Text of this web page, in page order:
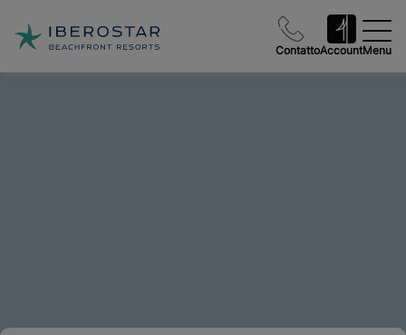
ContattoAccountMenu